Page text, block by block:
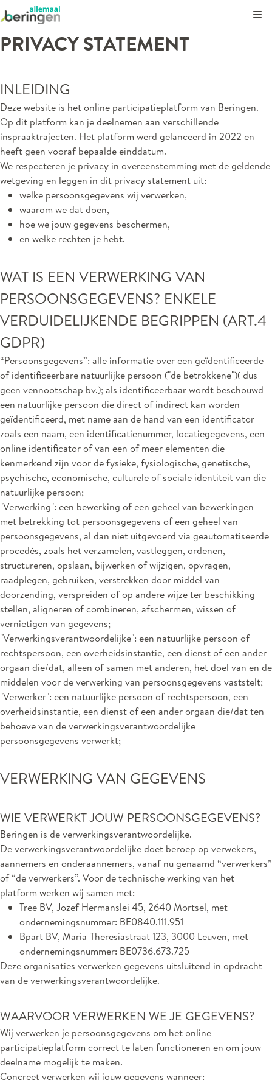
PRIVACY STATEMENT
INLEIDING
Deze website is het online participatieplatform van Beringen.
Op dit platform kan je deelnemen aan verschillende
inspraaktrajecten. Het platform werd gelanceerd in 2022 en
heeft geen vooraf bepaalde einddatum.
We respecteren je privacy in overeenstemming met de geldende
wetgeving en leggen in dit privacy statement uit:
welke persoonsgegevens wij verwerken,
waarom we dat doen,
hoe we jouw gegevens beschermen,
en welke rechten je hebt.
WAT IS EEN VERWERKING VAN
PERSOONSGEGEVENS? ENKELE
VERDUIDELIJKENDE BEGRIPPEN (ART.4
GDPR)
“Persoonsgegevens”: alle informatie over een geïdentificeerde
of identificeerbare natuurlijke persoon ("de betrokkene")( dus
geen vennootschap bv.); als identificeerbaar wordt beschouwd
een natuurlijke persoon die direct of indirect kan worden
geïdentificeerd, met name aan de hand van een identificator
zoals een naam, een identificatienummer, locatiegegevens, een
online identificator of van een of meer elementen die
kenmerkend zijn voor de fysieke, fysiologische, genetische,
psychische, economische, culturele of sociale identiteit van die
natuurlijke persoon;
"Verwerking": een bewerking of een geheel van bewerkingen
met betrekking tot persoonsgegevens of een geheel van
persoonsgegevens, al dan niet uitgevoerd via geautomatiseerde
procedés, zoals het verzamelen, vastleggen, ordenen,
structureren, opslaan, bijwerken of wijzigen, opvragen,
raadplegen, gebruiken, verstrekken door middel van
doorzending, verspreiden of op andere wijze ter beschikking
stellen, aligneren of combineren, afschermen, wissen of
vernietigen van gegevens;
"Verwerkingsverantwoordelijke": een natuurlijke persoon of
rechtspersoon, een overheidsinstantie, een dienst of een ander
orgaan die/dat, alleen of samen met anderen, het doel van en de
middelen voor de verwerking van persoonsgegevens vaststelt;
"Verwerker": een natuurlijke persoon of rechtspersoon, een
overheidsinstantie, een dienst of een ander orgaan die/dat ten
behoeve van de verwerkingsverantwoordelijke
persoonsgegevens verwerkt;
VERWERKING VAN GEGEVENS
WIE VERWERKT JOUW PERSOONSGEGEVENS?
Beringen is de verwerkingsverantwoordelijke.
De verwerkingsverantwoordelijke doet beroep op verwekers,
aannemers en onderaannemers, vanaf nu genaamd “verwerkers”
of “de verwerkers”. Voor de technische werking van het
platform werken wij samen met:
Tree BV, Jozef Hermanslei 45, 2640 Mortsel, met
ondernemingsnummer: BE0840.111.951
Bpart BV, Maria-Theresiastraat 123, 3000 Leuven, met
ondernemingsnummer: BE0736.673.725
Deze organisaties verwerken gegevens uitsluitend in opdracht
van de verwerkingsverantwoordelijke.
WAARVOOR VERWERKEN WE JE GEGEVENS?
Wij verwerken je persoonsgegevens om het online
participatieplatform correct te laten functioneren en om jouw
deelname mogelijk te maken.
Concreet verwerken wij jouw gegevens wanneer: